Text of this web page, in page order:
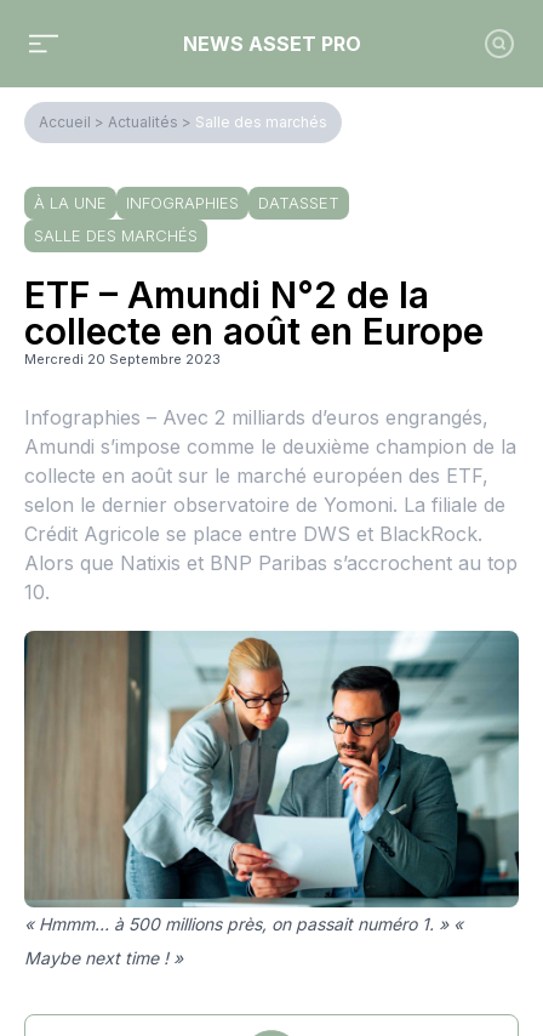
NEWS ASSET PRO
Accueil > Actualités > Salle des marchés
À LA UNE INFOGRAPHIES
DATASSET
SALLE DES MARCHÉS
ETF – Amundi N°2 de la
collecte en août en Europe
Mercredi 20 Septembre 2023
Infographies – Avec 2 milliards d’euros engrangés,
Amundi s’impose comme le deuxième champion de la
collecte en août sur le marché européen des ETF,
selon le dernier observatoire de Yomoni. La filiale de
Crédit Agricole se place entre DWS et BlackRock.
Alors que Natixis et BNP Paribas s’accrochent au top
10.
« Hmmm… à 500 millions près, on passait numéro 1. » «
Maybe next time ! »